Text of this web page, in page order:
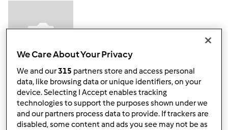
Mer, 06/11/2014 - 08:00
Buon giorno a tutte!!!!!!
Finalmente sono riuscita a fare tutta la registrazione
correttamente.
We Care About Your Privacy
We and our315 partners store and access personal
data, like browsing data or unique identifiers, on your
device. Selecting I Accept enables tracking
technologies to support the purposes shown under we
and our partners process data to provide. If trackers are
disabled, some content and ads you see may not be as